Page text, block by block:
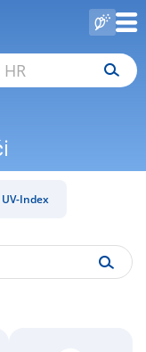
UV-Index